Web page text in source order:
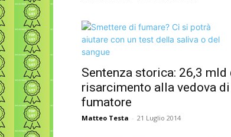
Sentenza storica: 26,3 mld
risarcimento alla vedova di
fumatore
Matteo Testa - 21 Luglio 2014